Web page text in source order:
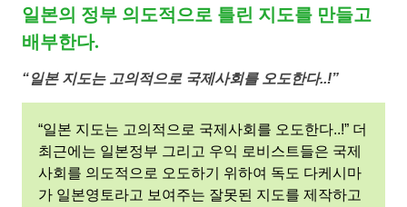
일본의 정부 의도적으로 틀린 지도를 만들고
배부한다.
“일본 지도는 고의적으로 국제사회를 오도한다..!”
“일본 지도는 고의적으로 국제사회를 오도한다..!” 더
최근에는 일본정부 그리고 우익 로비스트들은 국제
사회를 의도적으로 오도하기 위하여 독도 다케시마
가 일본영토라고 보여주는 잘못된 지도를 제작하고